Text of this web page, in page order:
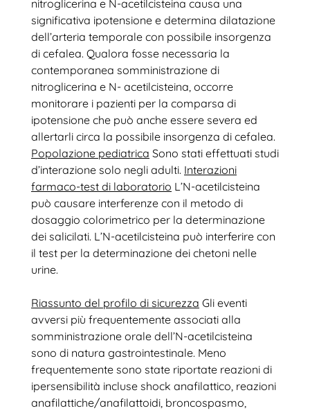
nitroglicerina e N-acetilcisteina causa una
significativa ipotensione e determina dilatazione
dell’arteria temporale con possibile insorgenza
di cefalea. Qualora fosse necessaria la
contemporanea somministrazione di
nitroglicerina e N- acetilcisteina, occorre
monitorare i pazienti per la comparsa di
ipotensione che può anche essere severa ed
allertarli circa la possibile insorgenza di cefalea.
Popolazione pediatrica Sono stati effettuati studi
d’interazione solo negli adulti. Interazioni
farmaco-test di laboratorio L’N-acetilcisteina
può causare interferenze con il metodo di
dosaggio colorimetrico per la determinazione
dei salicilati. L’N-acetilcisteina può interferire con
il test per la determinazione dei chetoni nelle
urine.
Riassunto del profilo di sicurezza Gli eventi
avversi più frequentemente associati alla
somministrazione orale dell’N-acetilcisteina
sono di natura gastrointestinale. Meno
frequentemente sono state riportate reazioni di
ipersensibilità incluse shock anafilattico, reazioni
anafilattiche/anafilattoidi, broncospasmo,